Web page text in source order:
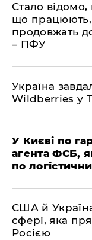
Стало
що працюють,
продовжать
– ПФУ
Україна
Wildberries у
У Києві по
агента ФСБ,
по
США й
сфері, яка
Росією